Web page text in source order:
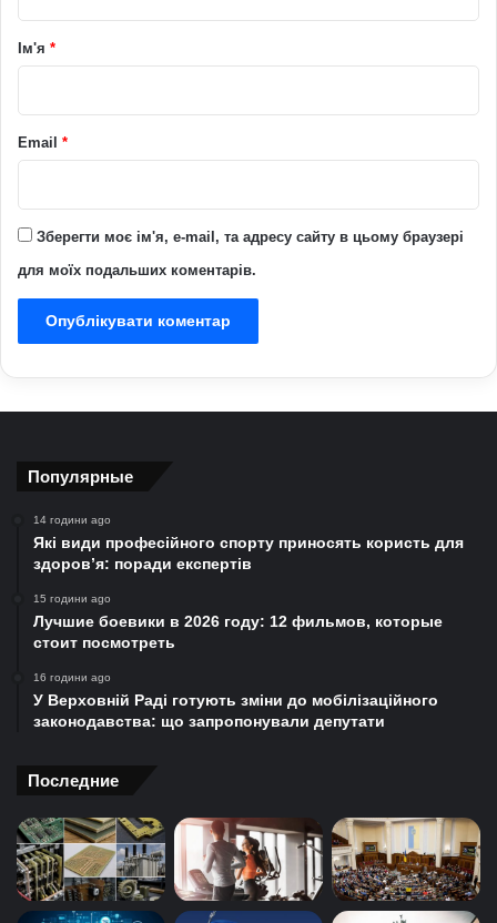
рІм'я *
Email *
Зберегти моє ім'я, e-mail, та адресу сайту в цьому браузері
для моїх подальших коментарів.
Популярные
14 години ago
Які види професійного спорту приносять користь для
здоров’я: поради експертів
15 години ago
Лучшие боевики в 2026 году: 12 фильмов, которые
стоит посмотреть
16 години ago
У Верховній Раді готують зміни до мобілізаційного
законодавства: що запропонували депутати
Последние